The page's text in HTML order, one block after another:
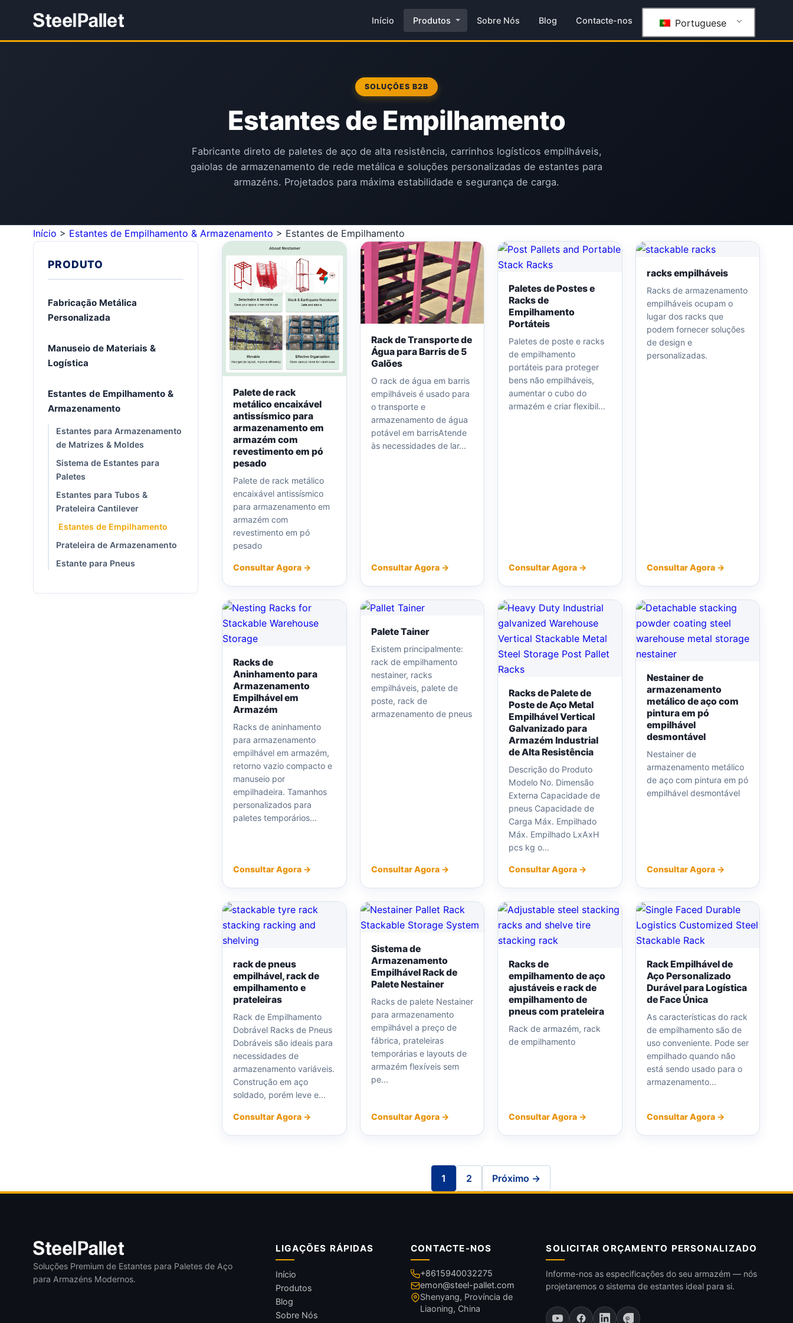
Início Produtos Sobre Nós Blog Contacte-nos Portuguese
SOLUÇÕES B2B
Estantes de Empilhamento
Fabricante direto de paletes de aço de alta resistência, carrinhos logísticos empilháveis,
gaiolas de armazenamento de rede metálica e soluções personalizadas de estantes para
armazéns. Projetados para máxima estabilidade e segurança de carga.
Início > Estantes de Empilhamento & Armazenamento > Estantes de Empilhamento
PRODUTO
Fabricação Metálica
Personalizada
Manuseio de Materiais &
Logística
Estantes de Empilhamento &
Armazenamento
Estantes para Armazenamento
de Matrizes & Moldes
Sistema de Estantes para
Paletes
Estantes para Tubos &
Prateleira Cantilever
Estantes de Empilhamento
Prateleira de Armazenamento
Estante para Pneus
Palete de rack
metálico encaixável
antissísmico para
armazenamento em
armazém com
revestimento em pó
pesado
Palete de rack metálico
encaixável antissísmico
para armazenamento em
armazém com
revestimento em pó
pesado
Consultar Agora →
Rack de Transporte de
Água para Barris de 5
Galões
O rack de água em barris
empilháveis é usado para
o transporte e
armazenamento de água
potável em barrisAtende
às necessidades de lar...
Consultar Agora →
Paletes de Postes e
Racks de
Empilhamento
Portáteis
Paletes de poste e racks
de empilhamento
portáteis para proteger
bens não empilháveis,
aumentar o cubo do
armazém e criar flexibil...
Consultar Agora →
racks empilháveis
Racks de armazenamento
empilháveis ocupam o
lugar dos racks que
podem fornecer soluções
de design e
personalizadas.
Consultar Agora →
Racks de
Aninhamento para
Armazenamento
Empilhável em
Armazém
Racks de aninhamento
para armazenamento
empilhável em armazém,
retorno vazio compacto e
manuseio por
empilhadeira. Tamanhos
personalizados para
paletes temporários...
Consultar Agora →
Palete Tainer
Existem principalmente:
rack de empilhamento
nestainer, racks
empilháveis, palete de
poste, rack de
armazenamento de pneus
Consultar Agora →
Racks de Palete de
Poste de Aço Metal
Empilhável Vertical
Galvanizado para
Armazém Industrial
de Alta Resistência
Descrição do Produto
Modelo No. Dimensão
Externa Capacidade de
pneus Capacidade de
Carga Máx. Empilhado
Máx. Empilhado LxAxH
pcs kg o...
Consultar Agora →
Nestainer de
armazenamento
metálico de aço com
pintura em pó
empilhável
desmontável
Nestainer de
armazenamento metálico
de aço com pintura em pó
empilhável desmontável
Consultar Agora →
rack de pneus
empilhável, rack de
empilhamento e
prateleiras
Rack de Empilhamento
Dobrável Racks de Pneus
Dobráveis são ideais para
necessidades de
armazenamento variáveis.
Construção em aço
soldado, porém leve e...
Consultar Agora →
Sistema de
Armazenamento
Empilhável Rack de
Palete Nestainer
Racks de palete Nestainer
para armazenamento
empilhável a preço de
fábrica, prateleiras
temporárias e layouts de
armazém flexíveis sem
pe...
Consultar Agora →
Racks de
empilhamento de aço
ajustáveis e rack de
empilhamento de
pneus com prateleira
Rack de armazém, rack
de empilhamento
Consultar Agora →
Rack Empilhável de
Aço Personalizado
Durável para Logística
de Face Única
As características do rack
de empilhamento são de
uso conveniente. Pode ser
empilhado quando não
está sendo usado para o
armazenamento...
Consultar Agora →
1 2 Próximo →
Soluções Premium de Estantes para Paletes de Aço
para Armazéns Modernos.
LIGAÇÕES RÁPIDAS
Início
Produtos
Blog
Sobre Nós
CONTACTE-NOS
+8615940032275
emon@steel-pallet.com
Shenyang, Província de
Liaoning, China
SOLICITAR ORÇAMENTO PERSONALIZADO
Informe-nos as especificações do seu armazém — nós
projetaremos o sistema de estantes ideal para si.